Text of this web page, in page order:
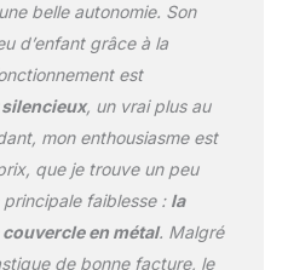
sûr et efficace de
profiter de vos
huiles essentielles
préférées, assurant
un environnement
membres de la
famille, y compris
les animaux
domestiques et les
belle autonomie. Son
d’enfant grâce à la
est
, un vrai plus au
mon enthousiasme est
que je trouve un peu
faiblesse : la
en métal. Malgré
de bonne facture, le